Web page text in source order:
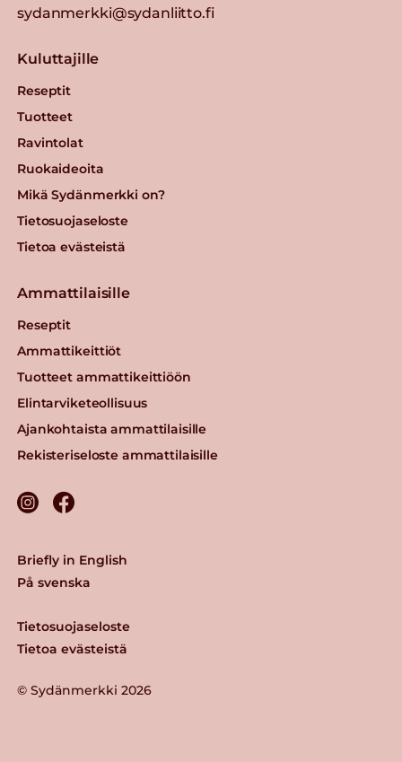
sydanmerkki@sydanliitto.fi
Kuluttajille
Reseptit
Tuotteet
Ravintolat
Ruokaideoita
Mikä Sydänmerkki on?
Tietosuojaseloste
Tietoa evästeistä
Ammattilaisille
Reseptit
Ammattikeittiöt
Tuotteet ammattikeittiöön
Elintarviketeollisuus
Ajankohtaista ammattilaisille
Rekisteriseloste ammattilaisille
© Sydänmerkki 2026
Tietosuojaseloste
Tietoa evästeistä
Briefly in English
På svenska